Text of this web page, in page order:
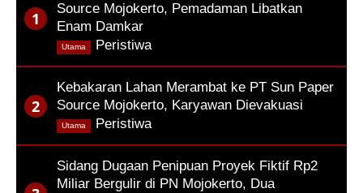
Source Mojokerto, Pemadaman Libatkan
Enam Damkar
Peristiwa,
Utama
Kebakaran Lahan Merambat ke PT Sun Paper
Source Mojokerto, Karyawan Dievakuasi
Peristiwa,
Utama
Sidang Dugaan Penipuan Proyek Fiktif Rp2
Miliar Bergulir di PN Mojokerto, Dua